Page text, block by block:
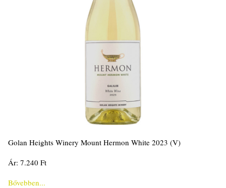
Golan Heights Winery Mount Hermon White 2023 (V)
Ár: 7.240 Ft
Bővebben...